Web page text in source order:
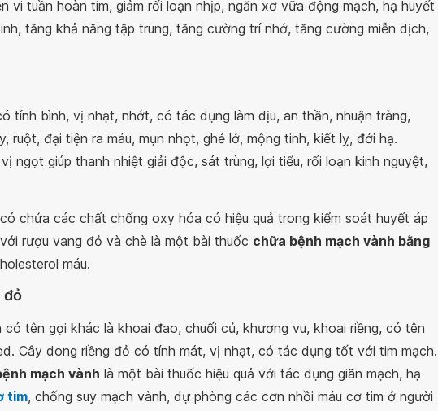
vi tuần hoàn tim, giảm rối loạn nhịp, ngăn xơ vữa động mạch, hạ huyết
tăng khả năng tập trung, tăng cường trí nhớ, tăng cường miễn dịch,
tính bình, vị nhạt, nhớt, có tác dụng làm dịu, an thần, nhuận tràng,
ruột, đại tiện ra máu, mụn nhọt, ghẻ lở, mộng tinh, kiết lỵ, đới hạ.
ngọt giúp thanh nhiệt giải độc, sát trùng, lợi tiểu, rối loạn kinh nguyệt,
chứa các chất chống oxy hóa có hiệu quả trong kiểm soát huyết áp
rượu vang đỏ và chè là một bài thuốc chữa bệnh mạch vành bằng
máu.
đỏ
tên gọi khác là khoai đao, chuối củ, khương vu, khoai riềng, có tên
Cây dong riềng đỏ có tính mát, vị nhạt, có tác dụng tốt với tim mạch.
mạch vành là một bài thuốc hiệu quả với tác dụng giãn mạch, hạ
tim, chống suy mạch vành, dự phòng các cơn nhồi máu cơ tim ở người